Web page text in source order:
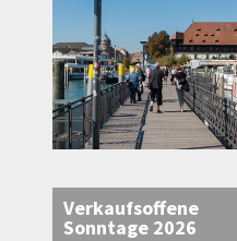
Verkaufsoffene
Sonntage 2026